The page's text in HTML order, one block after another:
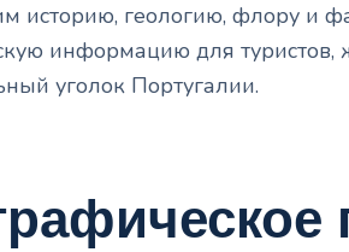
историю, геологию, флору и
информацию для туристов,
уголок Португалии.